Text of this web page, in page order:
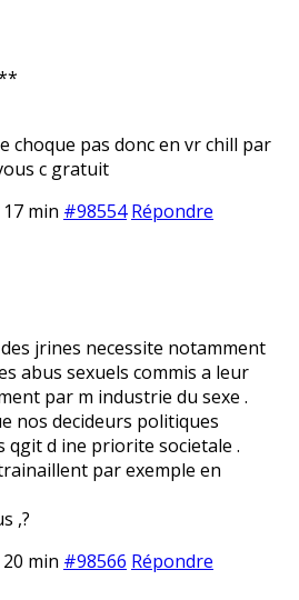
choque pas donc en vr chill par
c gratuit
min #98554 Répondre
jrines necessite notamment
abus sexuels commis a leur
par m industrie du sexe .
nos decideurs politiques
qgit d ine priorite societale .
par exemple en
,?
min #98566 Répondre